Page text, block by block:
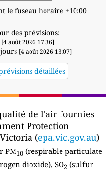
le fuseau horaire +10:00
des prévisions:
[4 août 2026 17:36]
[4 août 2026 13:07]
détaillées
de l'air fournies
Protection
(epa.vic.gov.au)
PM10 (respirable particulate
dioxide), SO2 (sulfur